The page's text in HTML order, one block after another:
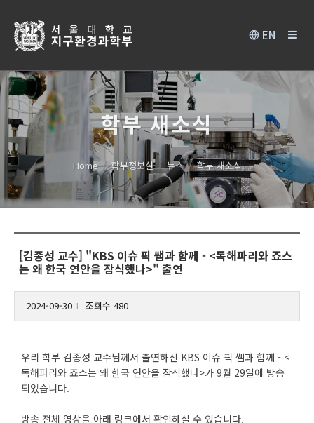
EN
학부 새소식
Home 학부정보실 뉴스 학부 새소식
[김종성 교수] "KBS 이슈 픽 쌤과 함께 - <독해파리와 죠스
는 왜 한국 연안을 잠식했나>" 출연
2024-09-30 조회수 480
우리 학부 김종성 교수님께서 출연하신 KBS 이슈 픽 쌤과 함께 - <
독해파리와 죠스는 왜 한국 연안을 잠식했나>가 9월 29일에 방송
되었습니다.
방송 전체 영상을 아래 링크에서 확인하실 수 있습니다.